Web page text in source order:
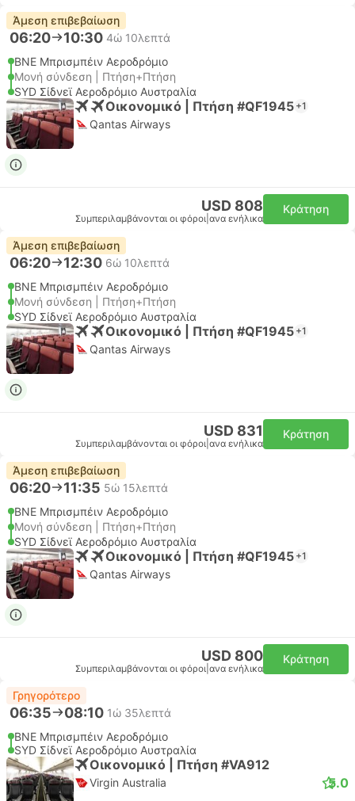
Άμεση επιβεβαίωση
06:20 10:30 4ώ 10λεπτά
BNE Μπρισμπέιν Αεροδρόμιο
Μονή σύνδεση | Πτήση+Πτήση
SYD Σίδνεϊ Αεροδρόμιο Αυστραλία
Οικονομικό | Πτήση #QF1945 +1
Qantas Airways
USD 808
Συμπεριλαμβάνονται οι φόροι ανα ενήλικα
Κράτηση
Άμεση επιβεβαίωση
06:20 12:30 6ώ 10λεπτά
BNE Μπρισμπέιν Αεροδρόμιο
Μονή σύνδεση | Πτήση+Πτήση
SYD Σίδνεϊ Αεροδρόμιο Αυστραλία
Οικονομικό | Πτήση #QF1945 +1
Qantas Airways
USD 831
Συμπεριλαμβάνονται οι φόροι ανα ενήλικα
Κράτηση
Άμεση επιβεβαίωση
06:20 11:35 5ώ 15λεπτά
BNE Μπρισμπέιν Αεροδρόμιο
Μονή σύνδεση | Πτήση+Πτήση
SYD Σίδνεϊ Αεροδρόμιο Αυστραλία
Οικονομικό | Πτήση #QF1945 +1
Qantas Airways
USD 800
Συμπεριλαμβάνονται οι φόροι ανα ενήλικα
Κράτηση
Γρηγορότερο
06:35 08:10 1ώ 35λεπτά
BNE Μπρισμπέιν Αεροδρόμιο
SYD Σίδνεϊ Αεροδρόμιο Αυστραλία
Οικονομικό | Πτήση #VA912
Virgin Australia 5.0